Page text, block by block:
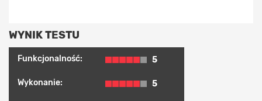
WYNIK TESTU
Funkcjonalność: 5
Wykonanie: 5